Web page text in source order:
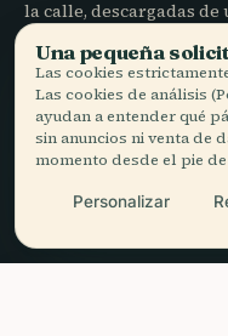
la calle, descargadas de
vez.
EMPRESA
Nosotros
Proceso editorial
Una pequeña
Las cookies
Las cookies de análisis
ayudan a entender qué
sin anuncios ni venta de
momento desde el pie
Personalizar